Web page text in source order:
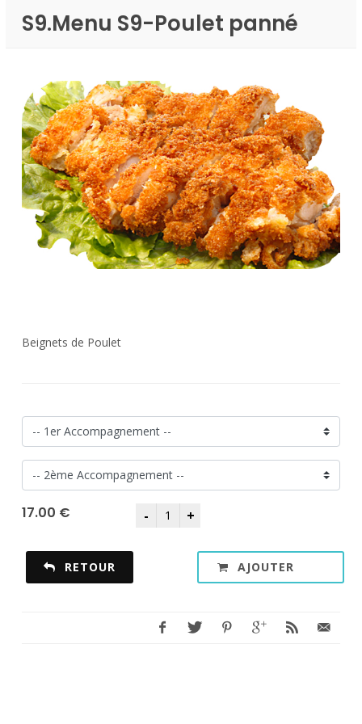
S9.Menu S9-Poulet panné
Beignets de Poulet
17.00 €
RETOUR AJOUTER